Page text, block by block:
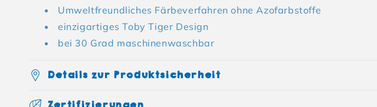
Umweltfreundliches Färbeverfahren ohne Azofarbstoffe
einzigartiges Toby Tiger Design
bei 30 Grad maschinenwaschbar
Details zur Produktsicherheit